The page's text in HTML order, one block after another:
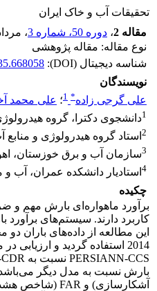
تحقیقات آب و خاک ایران
مقاله 2
، دوره 50، شماره 3 ، مرداد
نوع مقاله: مقاله پژوهشی
شناسه دیجیتال (DOI):
نویسندگان
علی گرجی زاده*
1؛ علی محمد
1دانشجوی دکترا، گروه
2 استاد گروه هیدرولوژی و
3سازمان آب و برق خوزستان،
4 استادیار دانشکده عمران، آب
چکیده
برآورد ماهواره‌ای بارش مهم و
کاربرد دارند. سیستم‌های
2014 استفاده گردید و